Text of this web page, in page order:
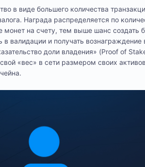
в виде большего количества
Награда распределяется по
на счету, тем выше шанс создать
в валидации и получать
доли владения» (Proof of
«вес» в сети размером своих